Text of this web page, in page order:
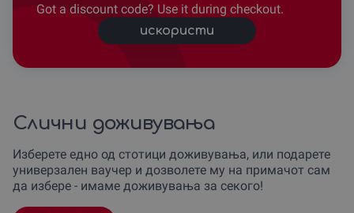
Got a discount code? Use it during checkout.
искористи
Слични доживувања
Изберете едно од стотици доживувања, или подарете
универзален ваучер и дозволете му на примачот сам
да избере - имаме доживувања за секого!